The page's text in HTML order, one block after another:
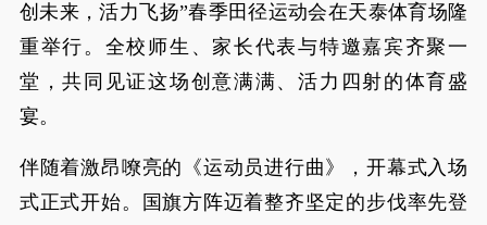
创未来，活力飞扬”春季田径运动会在天泰体育场隆
重举行。全校师生、家长代表与特邀嘉宾齐聚一
堂，共同见证这场创意满满、活力四射的体育盛
宴。
伴随着激昂嘹亮的《运动员进行曲》，开幕式入场
式正式开始。国旗方阵迈着整齐坚定的步伐率先登